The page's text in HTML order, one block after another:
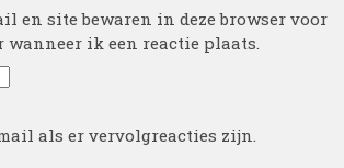
en site bewaren in deze browser voor
wanneer ik een reactie plaats.
als er vervolgreacties zijn.